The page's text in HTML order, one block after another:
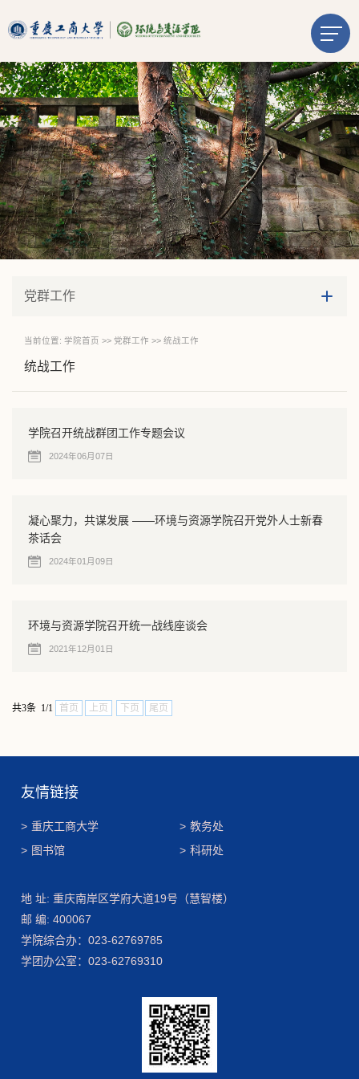
党群工作
当前位置: 学院首页 >> 党群工作 >> 统战工作
统战工作
学院召开统战群团工作专题会议
2024年06月07日
凝心聚力，共谋发展 ——环境与资源学院召开党外人士新春
茶话会
2024年01月09日
环境与资源学院召开统一战线座谈会
2021年12月01日
共3条 1/1 首页 上页 下页 尾页
友情链接
> 重庆工商大学 > 教务处
> 图书馆 > 科研处
地 址: 重庆南岸区学府大道19号（慧智楼）
邮 编: 400067
学院综合办：023-62769785
学团办公室：023-62769310